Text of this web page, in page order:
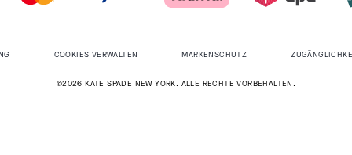
COOKIES VERWALTEN MARKENSCHUTZ
©2026 KATE SPADE NEW YORK. ALLE RECHTE VORBEHALTEN.